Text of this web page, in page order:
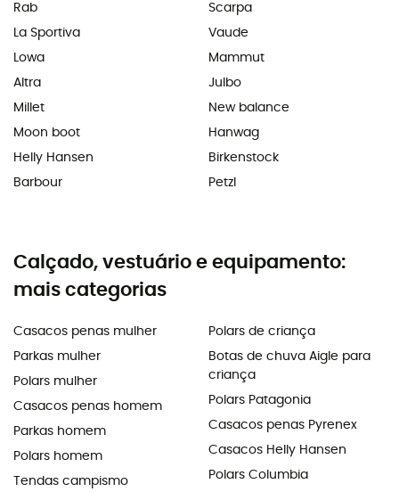
Rab
La Sportiva
Lowa
Altra
Millet
Moon boot
Helly Hansen
Barbour
Scarpa
Vaude
Mammut
Julbo
New balance
Hanwag
Birkenstock
Petzl
Calçado, vestuário e equipamento:
mais categorias
Casacos penas mulher
Parkas mulher
Polars mulher
Casacos penas homem
Parkas homem
Polars homem
Tendas campismo
Polars de criança
Botas de chuva Aigle para
criança
Polars Patagonia
Casacos penas Pyrenex
Casacos Helly Hansen
Polars Columbia